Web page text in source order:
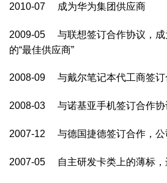
2010-07 成为华为集团供应商
2009-05 与联想签订合作协议，成
的“最佳供应商”
2008-09 与戴尔笔记本代工商签订
2008-03 与诺基亚手机签订合作协
2007-12 与德国捷德签订合作，公
2007-05 自主研发卡类上的薄标，